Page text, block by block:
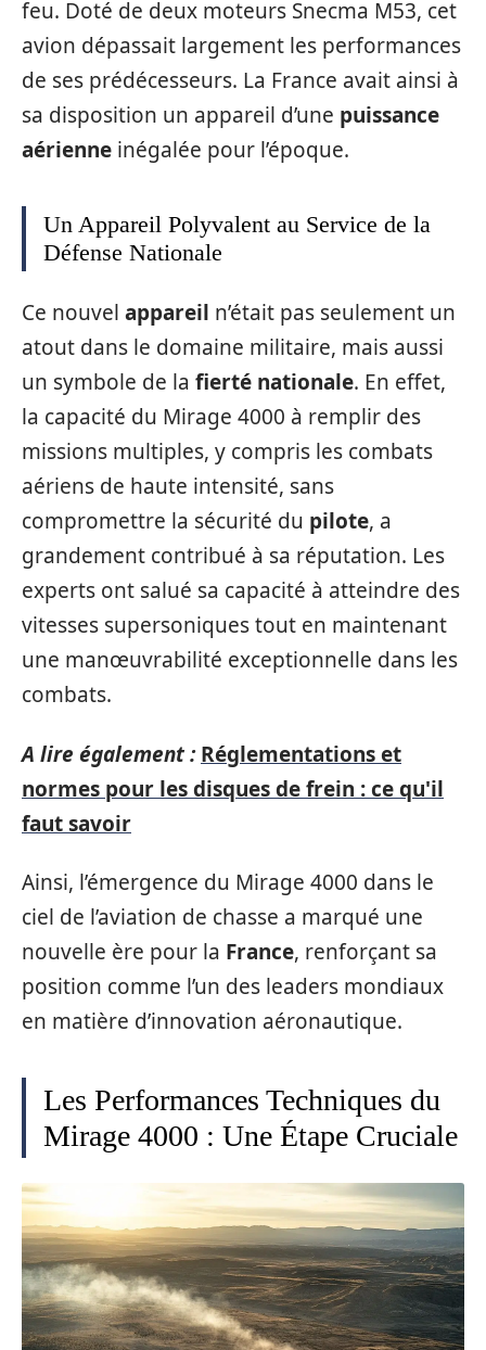
feu. Doté de deux moteurs Snecma M53, cet
avion dépassait largement les performances
de ses prédécesseurs. La France avait ainsi à
sa disposition un appareil d’une puissance
aérienne inégalée pour l’époque.
Un Appareil Polyvalent au Service de la
Défense Nationale
Ce nouvel appareil n’était pas seulement un
atout dans le domaine militaire, mais aussi
un symbole de la fierté nationale. En effet,
la capacité du Mirage 4000 à remplir des
missions multiples, y compris les combats
aériens de haute intensité, sans
compromettre la sécurité du pilote, a
grandement contribué à sa réputation. Les
experts ont salué sa capacité à atteindre des
vitesses supersoniques tout en maintenant
une manœuvrabilité exceptionnelle dans les
combats.
A lire également : Réglementations et
normes pour les disques de frein : ce qu'il
faut savoir
Ainsi, l’émergence du Mirage 4000 dans le
ciel de l’aviation de chasse a marqué une
nouvelle ère pour la France, renforçant sa
position comme l’un des leaders mondiaux
en matière d’innovation aéronautique.
Les Performances Techniques du
Mirage 4000 : Une Étape Cruciale